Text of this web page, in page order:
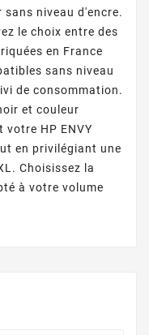
sans niveau d'encre.
le choix entre des
en France
sans niveau
de consommation.
et couleur
votre HP ENVY
en privilégiant une
Choisissez la
à votre volume